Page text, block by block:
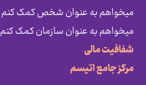
میخواهم به عنوان شخص کمک کنم
میخواهم به عنوان سازمان کمک کنم
شفافیت مالی
مرکز جامع اتیسم